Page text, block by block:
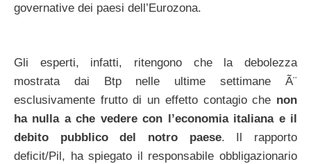
governative dei paesi dell’Eurozona.
Gli esperti, infatti, ritengono che la debolezza
mostrata dai Btp nelle ultime settimane Ã¨
esclusivamente frutto di un effetto contagio che non
ha nulla a che vedere con l’economia italiana e il
debito pubblico del notro paese. Il rapporto
deficit/Pil, ha spiegato il responsabile obbligazionario